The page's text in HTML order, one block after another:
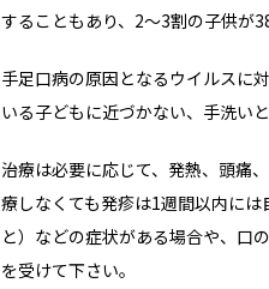
することもあり、2～3割の子供が
手足口病の原因となるウイルスに
いる子どもに近づかない、手洗い
治療は必要に応じて、発熱、頭痛
療しなくても発疹は1週間以内に
と）などの症状がある場合や、口
を受けて下さい。